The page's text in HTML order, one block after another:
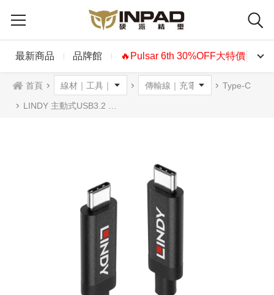
最新商品 品牌館 🔥Pulsar 6th 30%OFF大特價🔥
首頁 Type-C
LINDY 主動式USB3.2 GEN2 TYPE-C 公 TO 公傳輸線 3m